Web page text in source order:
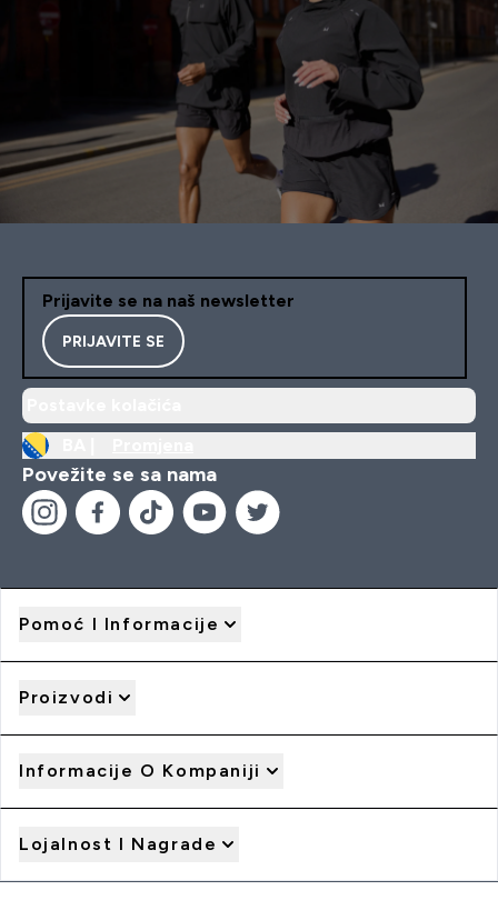
Prijavite se na naš newsletter
PRIJAVITE SE
Povežite se sa nama
Pomoć I Informacije
Proizvodi
Informacije O Kompaniji
Lojalnost I Nagrade